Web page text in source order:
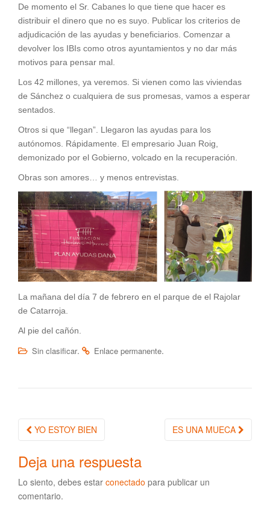
De momento el Sr. Cabanes lo que tiene que hacer es
distribuir el dinero que no es suyo. Publicar los criterios de
adjudicación de las ayudas y beneficiarios. Comenzar a
devolver los IBIs como otros ayuntamientos y no dar más
motivos para pensar mal.
Los 42 millones, ya veremos. Si vienen como las viviendas
de Sánchez o cualquiera de sus promesas, vamos a esperar
sentados.
Otros si que “llegan”. Llegaron las ayudas para los
autónomos. Rápidamente. El empresario Juan Roig,
demonizado por el Gobierno, volcado en la recuperación.
Obras son amores… y menos entrevistas.
La mañana del día 7 de febrero en el parque de el Rajolar
de Catarroja.
Al pie del cañón.
Sin clasificar. Enlace permanente.
Navegación de la entrada
YO ESTOY BIEN ES UNA MUECA
Deja una respuesta
Lo siento, debes estar conectado para publicar un
comentario.